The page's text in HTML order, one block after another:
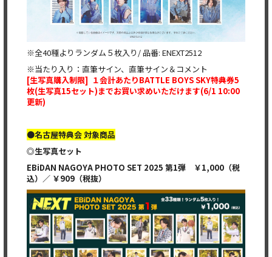
※全40種よりランダム５枚入り/ 品番: ENEXT2512
※当たり入り：直筆サイン、直筆サイン＆コメント
[生写真購入制限] １会計あたりBATTLE BOYS SKY特典券5
枚(生写真15セット)までお買い求めいただけます(6/1 10:00
更新)
●名古屋特典会 対象商品
◎生写真セット
EBiDAN NAGOYA PHOTO SET 2025 第1弾
￥1,000（税
込） ／ ￥909（税抜）